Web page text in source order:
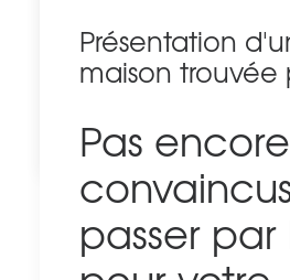
Présentation
maison trouvée
Pas encore
passer par